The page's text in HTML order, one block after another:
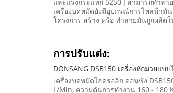
และแรงกระแทก 5250 J สามารถทํา
เครื่องบดหมัดยังมีอุปกรณ์การไหลน้ํามั
โครงการ สร้าง หรือ ทําลายมันถูกผลิ
การปรับแต่ง:
DONSANG DSB150 เครื่องหักมวยแบ
เครื่องบดหมัดไฮดรอลิก ดอนซัง
L/Min, ความดันการทํางาน 160 - 180